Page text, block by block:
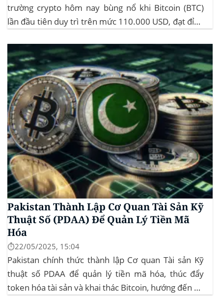
trường crypto hôm nay bùng nổ khi Bitcoin (BTC)
lần đầu tiên duy trì trên mức 110.000 USD, đạt đỉnh
mức giá cao nhất từ trước đến nay của...
Pakistan Thành Lập Cơ Quan Tài Sản Kỹ
Thuật Số (PDAA) Để Quản Lý Tiền Mã
Hóa
⏱️22/05/2025, 15:04
Pakistan chính thức thành lập Cơ quan Tài sản Kỹ
thuật số PDAA để quản lý tiền mã hóa, thúc đẩy
token hóa tài sản và khai thác Bitcoin, hướng đến hệ